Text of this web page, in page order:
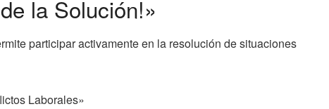
la Solución!»
participar activamente en la resolución de situaciones
Laborales»